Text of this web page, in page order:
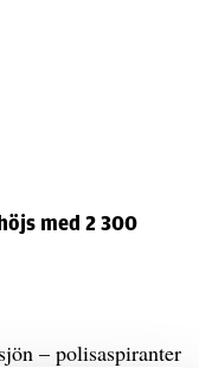
med 2 300
– polisaspiranter